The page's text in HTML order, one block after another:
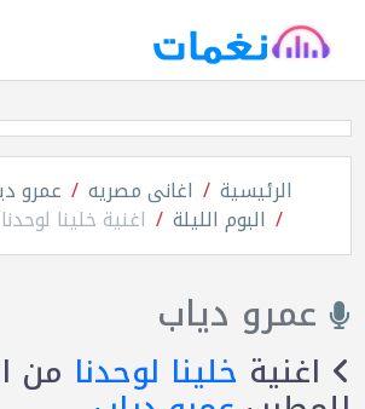
الرئيسية اغانى مصريه عمرو
البوم الليلة اغنية خلينا لوحدنا
عمرو دياب
اغنية خلينا لوحدنا من